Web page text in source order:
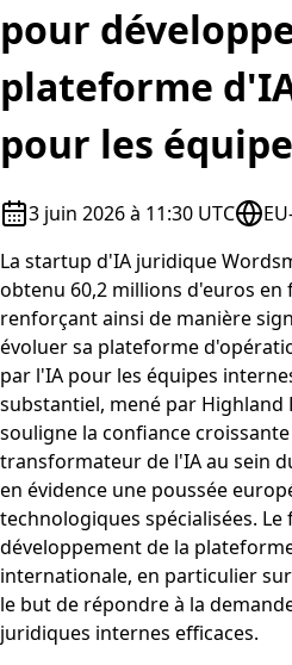
pour
plateforme
pour les
3 juin 2026 à 11:30 UTC
La startup d'IA juridique
obtenu 60,2 millions d'euros en
renforçant ainsi de manière
évoluer sa plateforme
par l'IA pour les équipes
substantiel, mené par Highland
souligne la confiance
transformateur de l'IA au sein
en évidence une poussée
technologiques spécialisées.
développement de la
internationale, en particulier
le but de répondre à la
juridiques internes efficaces.